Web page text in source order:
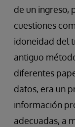
de un ingreso,
cuestiones
idoneidad del
antiguo
diferentes
datos, era un
información
adecuadas, a